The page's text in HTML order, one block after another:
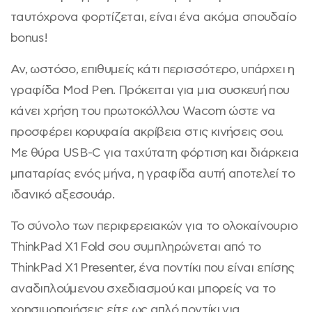
ταυτόχρονα φορτίζεται, είναι ένα ακόμα σπουδαίο
bonus!
Αν, ωστόσο, επιθυμείς κάτι περισσότερο, υπάρχει η
γραφίδα Mod Pen. Πρόκειται για μια συσκευή που
κάνει χρήση του πρωτοκόλλου Wacom ώστε να
προσφέρει κορυφαία ακρίβεια στις κινήσεις σου.
Με θύρα USB-C για ταχύτατη φόρτιση και διάρκεια
μπαταρίας ενός μήνα, η γραφίδα αυτή αποτελεί το
ιδανικό αξεσουάρ.
Το σύνολο των περιφερειακών για το ολοκαίνουριο
ThinkPad X1 Fold σου συμπληρώνεται από το
ThinkPad X1 Presenter, ένα ποντίκι που είναι επίσης
αναδιπλούμενου σχεδιασμού και μπορείς να το